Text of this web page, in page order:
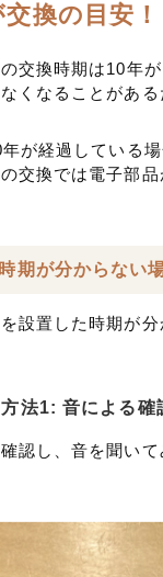
換の目安！
交換時期は10年
くなることがある
が経過している
交換では電子部
期が分からない
設置した時期が
法1: 音による確
認し、音を聞い